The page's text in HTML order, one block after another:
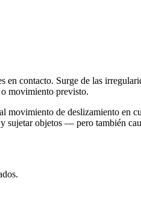
contacto. Surge de las
movimiento previsto.
de deslizamiento en
objetos — pero también